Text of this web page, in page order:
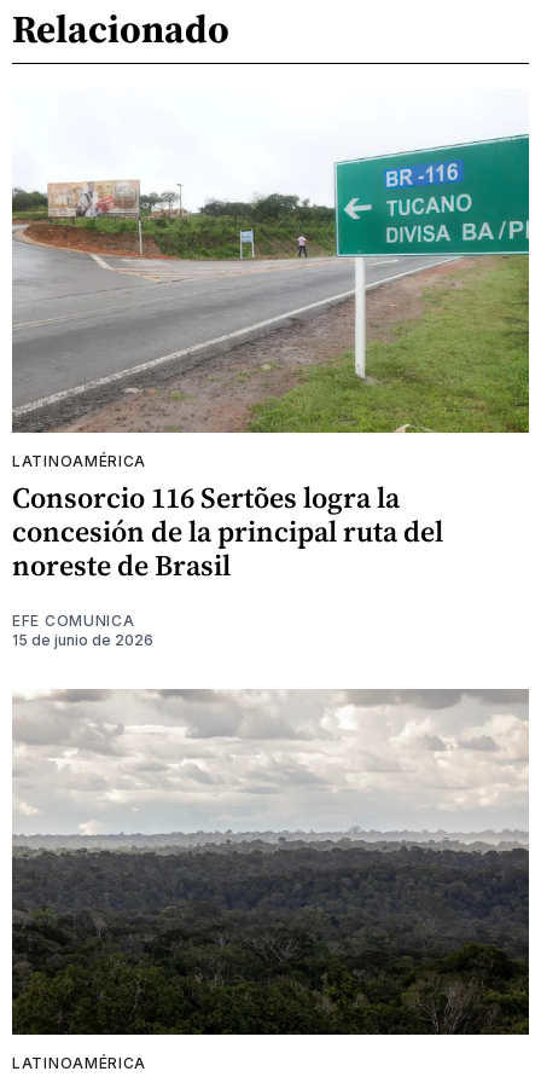
Relacionado
LATINOAMÉRICA
Consorcio 116 Sertões logra la
concesión de la principal ruta del
noreste de Brasil
EFE COMUNICA
15 de junio de 2026
LATINOAMÉRICA